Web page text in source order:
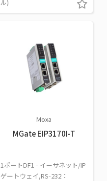
ル)
Moxa
MGate EIP3170I-T
1ポートDF1 - イーサネット/IP
ゲートウェイ,RS-232：